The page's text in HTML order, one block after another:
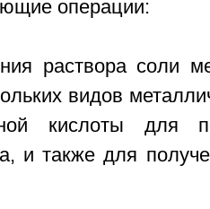
операции:
раствора соли
видов
кислоты для
и также для